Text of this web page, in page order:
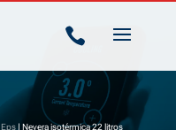

Eps| Nevera isotérmica 22 litros